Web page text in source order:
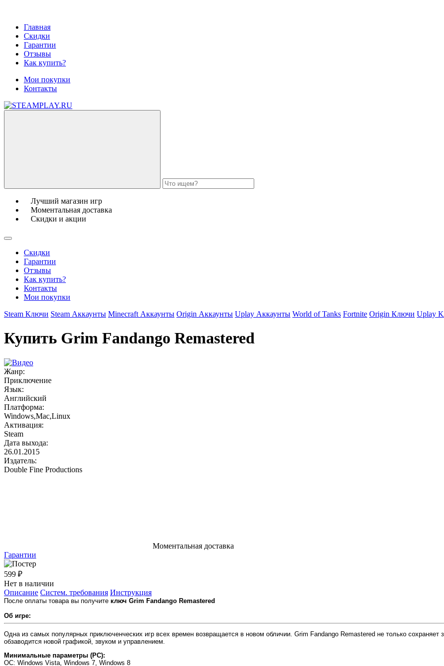
Главная
Скидки
Гарантии
Отзывы
Как купить?
Мои покупки
Контакты
Лучший магазин игр
Моментальная доставка
Скидки и акции
Скидки
Гарантии
Отзывы
Как купить?
Контакты
Мои покупки
Steam Ключи Steam Аккаунты Minecraft Аккаунты Origin Аккаунты Uplay Аккаунты World of Tanks Fortnite Origin Ключи Uplay
Купить Grim Fandango Remastered
Жанр:
Приключение
Язык:
Английский
Платформа:
Windows,Mac,Linux
Активация:
Steam
Дата выхода:
26.01.2015
Издатель:
Double Fine Productions
Моментальная доставка
Гарантии
599 ₽
Нет в наличии
Описание Систем. требования Инструкция
После оплаты товара вы получите ключ Grim Fandango Remastered
Об игре:
Одна из самых популярных приключенческих игр всех времен возвращается в новом обличии. Grim Fandango Remastered не только
обзаводится новой графикой, звуком и управлением.
Минимальные параметры (PC):
OC: Windows Vista, Windows 7, Windows 8